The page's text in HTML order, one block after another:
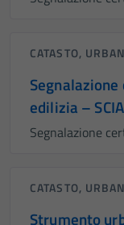
CATASTO,
edilizia – SCIA
Segnalazione
CATASTO,
Strumento